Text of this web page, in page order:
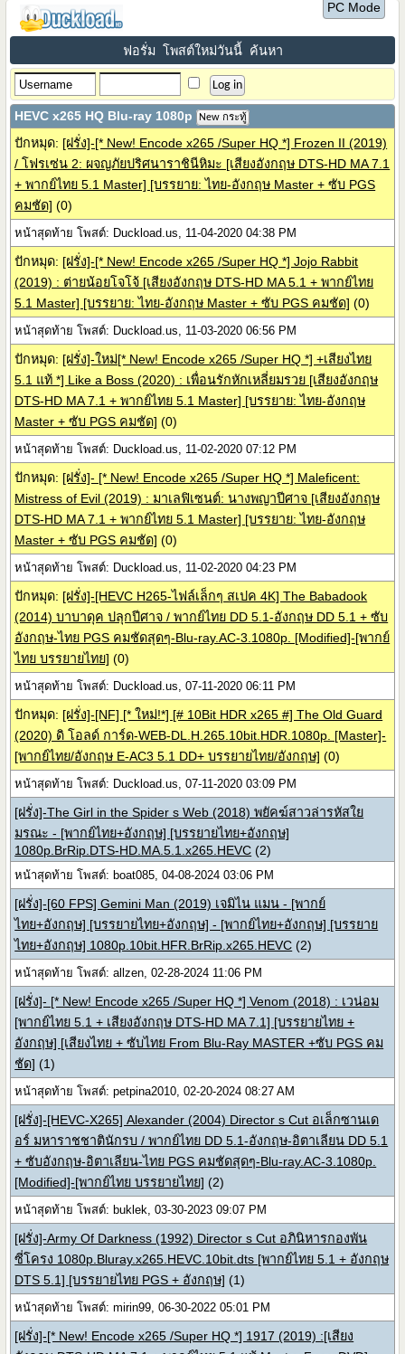
PC Mode
ฟอรั่ม โพสต์ใหม่วันนี้ ค้นหา
HEVC x265 HQ Blu-ray 1080p New กระทู้
ปักหมุด: [ฝรั่ง]-[* New! Encode x265 /Super HQ *] Frozen II (2019)
/ โฟรเซ่น 2: ผจญภัยปริศนาราชินีหิมะ [เสียงอังกฤษ DTS-HD MA 7.1
+ พากย์ไทย 5.1 Master] [บรรยาย: ไทย-อังกฤษ Master + ซับ PGS
คมชัด] (0)
หน้าสุดท้าย โพสต์: Duckload.us, 11-04-2020 04:38 PM
ปักหมุด: [ฝรั่ง]-[* New! Encode x265 /Super HQ *] Jojo Rabbit
(2019) : ต่ายน้อยโจโจ้ [เสียงอังกฤษ DTS-HD MA 5.1 + พากย์ไทย
5.1 Master] [บรรยาย: ไทย-อังกฤษ Master + ซับ PGS คมชัด] (0)
หน้าสุดท้าย โพสต์: Duckload.us, 11-03-2020 06:56 PM
ปักหมุด: [ฝรั่ง]-ใหม่[* New! Encode x265 /Super HQ *] +เสียงไทย
5.1 แท้ *] Like a Boss (2020) : เพื่อนรักหักเหลี่ยมรวย [เสียงอังกฤษ
DTS-HD MA 7.1 + พากย์ไทย 5.1 Master] [บรรยาย: ไทย-อังกฤษ
Master + ซับ PGS คมชัด] (0)
หน้าสุดท้าย โพสต์: Duckload.us, 11-02-2020 07:12 PM
ปักหมุด: [ฝรั่ง]- [* New! Encode x265 /Super HQ *] Maleficent:
Mistress of Evil (2019) : มาเลฟิเซนต์: นางพญาปีศาจ [เสียงอังกฤษ
DTS-HD MA 7.1 + พากย์ไทย 5.1 Master] [บรรยาย: ไทย-อังกฤษ
Master + ซับ PGS คมชัด] (0)
หน้าสุดท้าย โพสต์: Duckload.us, 11-02-2020 04:23 PM
ปักหมุด: [ฝรั่ง]-[HEVC H265-ไฟล์เล็กๆ สเปค 4K] The Babadook
(2014) บาบาดุค ปลุกปีศาจ / พากย์ไทย DD 5.1-อังกฤษ DD 5.1 + ซับ
อังกฤษ-ไทย PGS คมชัดสุดๆ-Blu-ray.AC-3.1080p. [Modified]-[พากย์
ไทย บรรยายไทย] (0)
หน้าสุดท้าย โพสต์: Duckload.us, 07-11-2020 06:11 PM
ปักหมุด: [ฝรั่ง]-[NF] [* ใหม่!*] [# 10Bit HDR x265 #] The Old Guard
(2020) ดิ โอลด์ การ์ด-WEB-DL.H.265.10bit.HDR.1080p. [Master]-
[พากย์ไทย/อังกฤษ E-AC3 5.1 DD+ บรรยายไทย/อังกฤษ] (0)
หน้าสุดท้าย โพสต์: Duckload.us, 07-11-2020 03:09 PM
[ฝรั่ง]-The Girl in the Spider s Web (2018) พยัคฆ์สาวล่ารหัสใย
มรณะ - [พากย์ไทย+อังกฤษ] [บรรยายไทย+อังกฤษ]
1080p.BrRip.DTS-HD.MA.5.1.x265.HEVC (2)
หน้าสุดท้าย โพสต์: boat085, 04-08-2024 03:06 PM
[ฝรั่ง]-[60 FPS] Gemini Man (2019) เจมิไน แมน - [พากย์
ไทย+อังกฤษ] [บรรยายไทย+อังกฤษ] - [พากย์ไทย+อังกฤษ] [บรรยาย
ไทย+อังกฤษ] 1080p.10bit.HFR.BrRip.x265.HEVC (2)
หน้าสุดท้าย โพสต์: allzen, 02-28-2024 11:06 PM
[ฝรั่ง]- [* New! Encode x265 /Super HQ *] Venom (2018) : เวน่อม
[พากย์ไทย 5.1 + เสียงอังกฤษ DTS-HD MA 7.1] [บรรยายไทย +
อังกฤษ] [เสียงไทย + ซับไทย From Blu-Ray MASTER +ซับ PGS คม
ชัด] (1)
หน้าสุดท้าย โพสต์: petpina2010, 02-20-2024 08:27 AM
[ฝรั่ง]-[HEVC-X265] Alexander (2004) Director s Cut อเล็กซานเด
อร์ มหาราชชาตินักรบ / พากย์ไทย DD 5.1-อังกฤษ-อิตาเลียน DD 5.1
+ ซับอังกฤษ-อิตาเลียน-ไทย PGS คมชัดสุดๆ-Blu-ray.AC-3.1080p.
[Modified]-[พากย์ไทย บรรยายไทย] (2)
หน้าสุดท้าย โพสต์: buklek, 03-30-2023 09:07 PM
[ฝรั่ง]-Army Of Darkness (1992) Director s Cut อภินิหารกองพัน
ซี่โครง 1080p.Bluray.x265.HEVC.10bit.dts [พากย์ไทย 5.1 + อังกฤษ
DTS 5.1] [บรรยายไทย PGS + อังกฤษ] (1)
หน้าสุดท้าย โพสต์: mirin99, 06-30-2022 05:01 PM
[ฝรั่ง]-[* New! Encode x265 /Super HQ *] 1917 (2019) :[เสียง